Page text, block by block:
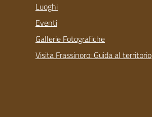
Luoghi
Eventi
Gallerie Fotografiche
Visita Frassinoro: Guida al territorio